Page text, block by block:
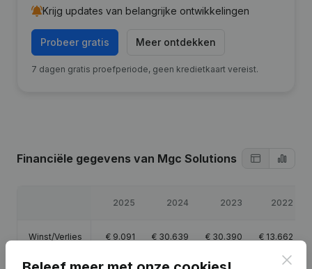
Krijg updates van belangrijke ontwikkelingen
Probeer gratis Meer ontdekken
7 dagen gratis proefperiode, geen kredietkaart vereist.
Financiële gegevens van Mgc Solutions
2025 2024 2023 2022
Winst/Verlies € 9.091 € 30.639 € 30.390 € 13.662